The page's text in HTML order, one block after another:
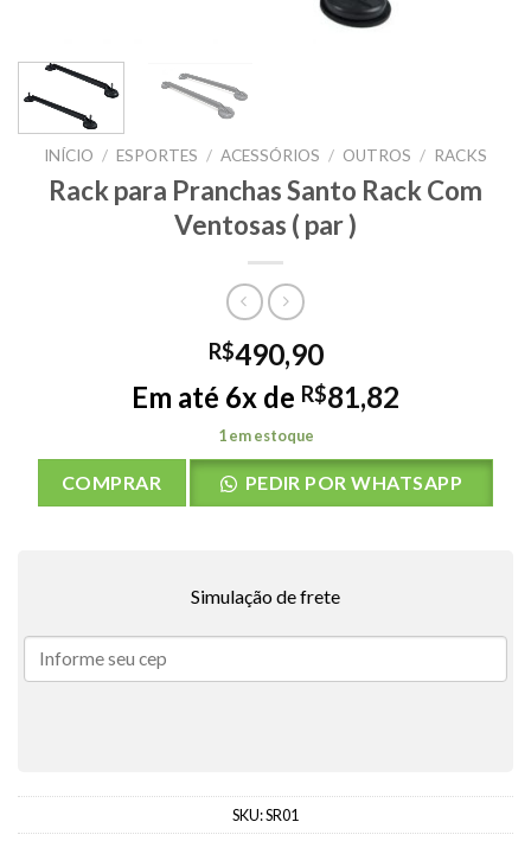
INÍCIO / ESPORTES / ACESSÓRIOS / OUTROS / RACKS
Rack para Pranchas Santo Rack Com
Ventosas ( par )
R$490,90
Em até 6x de R$81,82
1 em estoque
COMPRAR PEDIR POR WHATSAPP
Simulação de frete
SKU:SR01